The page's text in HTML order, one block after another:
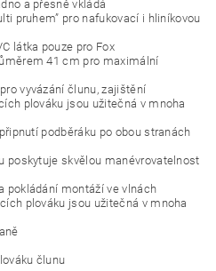
a přesně vkládá
pruhem” pro nafukovací i hliníkovou
látka pouze pro Fox
41 cm pro maximální
vyvázání člunu, zajištění
plováku jsou užitečná v mnoha
podběráku po obou stranách
poskytuje skvělou manévrovatelnost
pokládání montáží ve vlnách
plováku jsou užitečná v mnoha
člunu